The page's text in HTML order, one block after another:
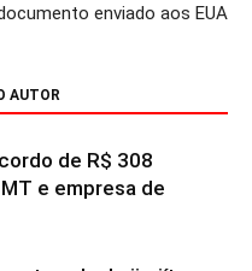
enviado aos EUA
AUTOR
de R$ 308
e empresa de